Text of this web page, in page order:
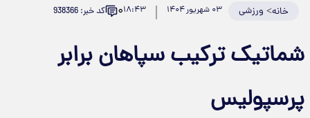
خانه>ورزشی ۰۳ شهریور ۱۴۰۴ ۱۸:۴۳۰ کد خبر: 938366
ترکیب سپاهان برابر